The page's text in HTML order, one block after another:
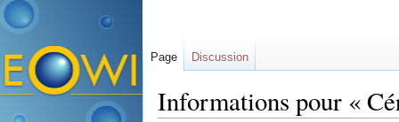
Informations pour «
Page Discussion